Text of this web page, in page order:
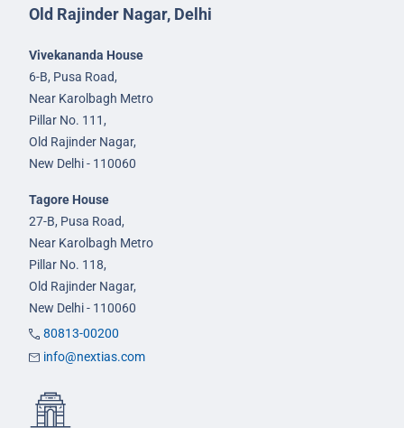
Old Rajinder Nagar, Delhi
Vivekananda House
6-B, Pusa Road,
Near Karolbagh Metro
Pillar No. 111,
Old Rajinder Nagar,
New Delhi - 110060
Tagore House
27-B, Pusa Road,
Near Karolbagh Metro
Pillar No. 118,
Old Rajinder Nagar,
New Delhi - 110060
80813-00200
info@nextias.com